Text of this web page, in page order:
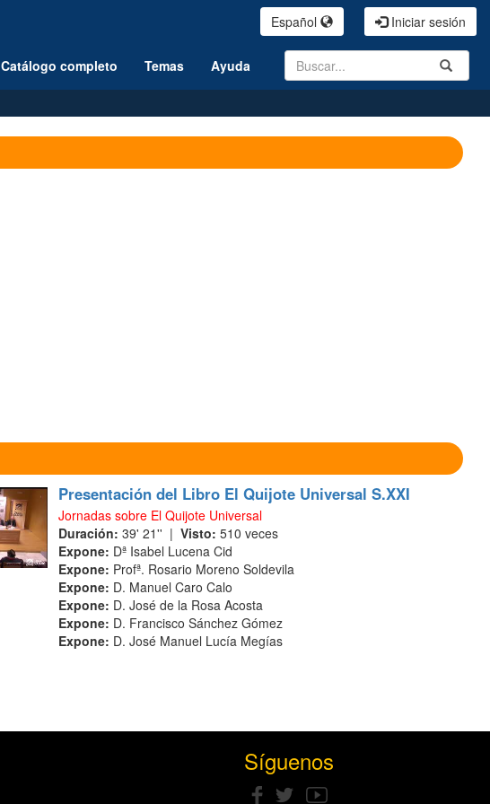
Iniciar sesión
Español
Search Submit
Catálogo completo Temas Ayuda
Presentación del Libro El Quijote Universal S.XXI
Jornadas sobre El Quijote Universal
Duración: 39' 21'' | Visto: 510 veces
Expone: Dª Isabel Lucena Cid
Expone: Profª. Rosario Moreno Soldevila
Expone: D. Manuel Caro Calo
Expone: D. José de la Rosa Acosta
Expone: D. Francisco Sánchez Gómez
Expone: D. José Manuel Lucía Megías
Síguenos